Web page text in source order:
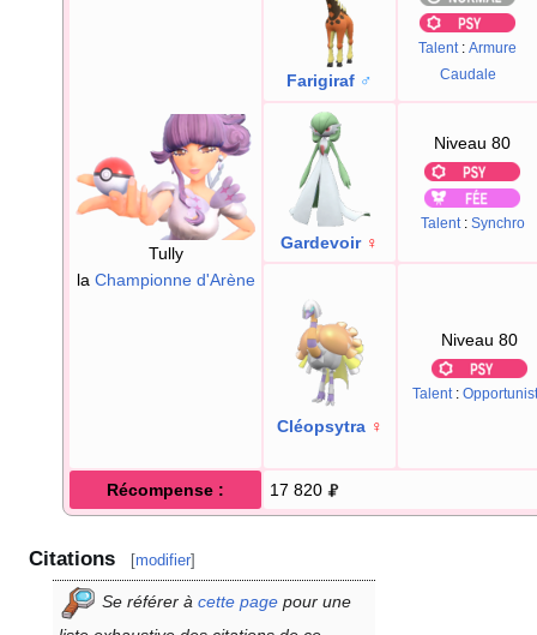
Tully
la Championne d'Arène
Farigiraf ♂
Talent : Armure
Caudale
Gardevoir ♀
Niveau 80
Talent : Synchro
Cléopsytra ♀
Niveau 80
Talent :
Récompense : 17 820
Citations [modifier]
Se référer à cette page pour une